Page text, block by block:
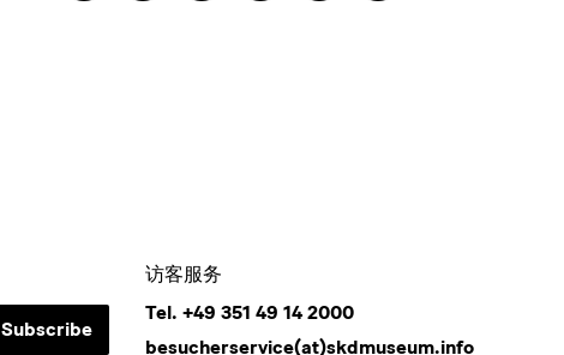
Subscribe
访客服务
Tel. +49 351 49 14 2000
besucherservice(at)skdmuseum.info